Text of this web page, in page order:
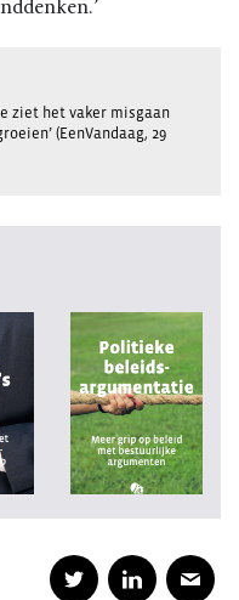
ziet het vaker misgaan
(EenVandaag, 29